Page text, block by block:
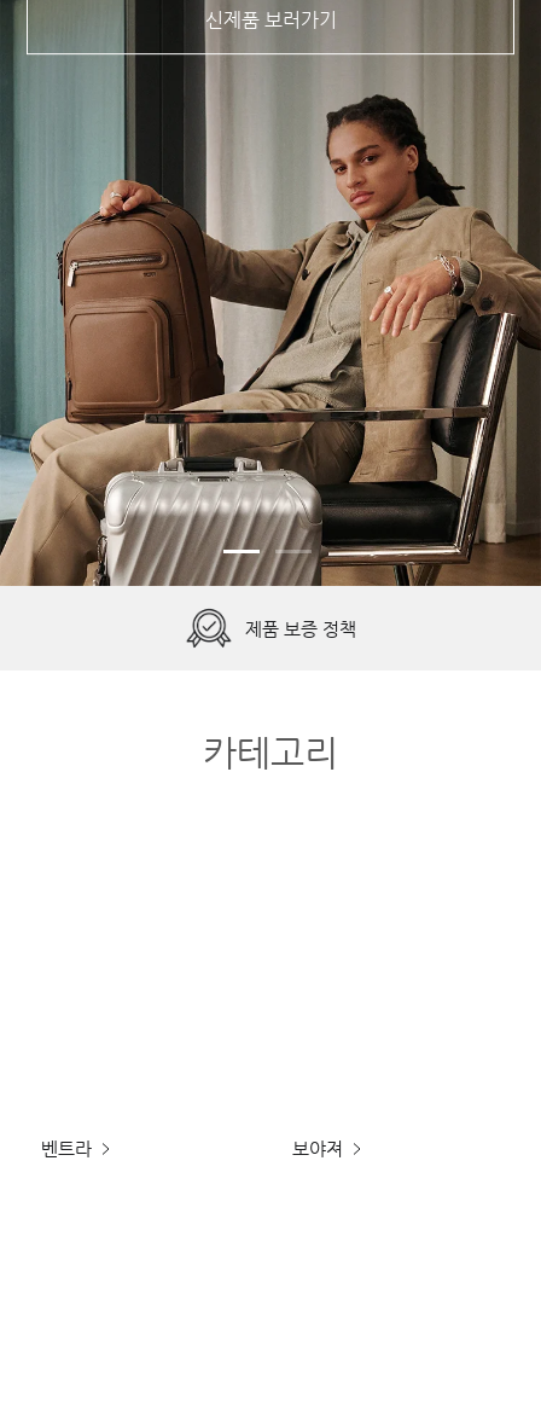
신제품 보러가기
무료 배송 & 편리한 반품
제품 보증 정책
모노그램 각인 서비스
투미 트레이서 등록
카테고리
벤트라 보야져